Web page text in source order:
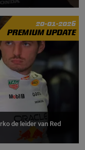
20-01-2026
PREMIUM UPDATE
de leider van Red